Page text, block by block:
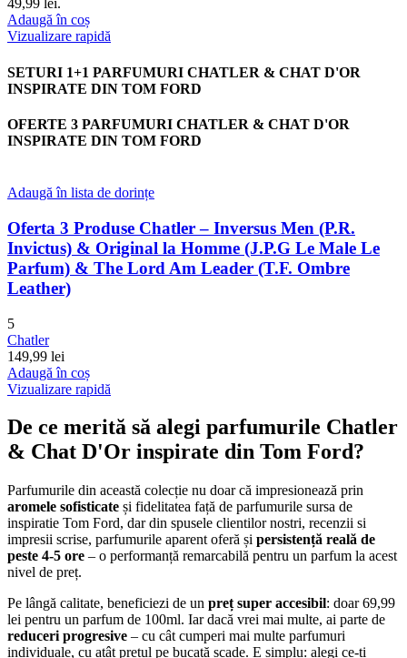
49,99 lei.
Adaugă în coș
Vizualizare rapidă
SETURI 1+1 PARFUMURI CHATLER & CHAT D'OR
INSPIRATE DIN TOM FORD
OFERTE 3 PARFUMURI CHATLER & CHAT D'OR
INSPIRATE DIN TOM FORD
Adaugă în lista de dorințe
Oferta 3 Produse Chatler – Inversus Men (P.R.
Invictus) & Original la Homme (J.P.G Le Male Le
Parfum) & The Lord Am Leader (T.F. Ombre
Leather)
5
Chatler
149,99 lei
Adaugă în coș
Vizualizare rapidă
De ce merită să alegi parfumurile Chatler
& Chat D'Or inspirate din Tom Ford?
Parfumurile din această colecție nu doar că impresionează prin
aromele sofisticate și fidelitatea față de parfumurile sursa de
inspiratie Tom Ford, dar din spusele clientilor nostri, recenzii si
impresii scrise, parfumurile aparent oferă și persistență reală de
peste 4-5 ore – o performanță remarcabilă pentru un parfum la acest
nivel de preț.
Pe lângă calitate, beneficiezi de un preț super accesibil: doar 69,99
lei pentru un parfum de 100ml. Iar dacă vrei mai multe, ai parte de
reduceri progresive – cu cât cumperi mai multe parfumuri
individuale, cu atât prețul pe bucată scade. E simplu: alegi ce-ți